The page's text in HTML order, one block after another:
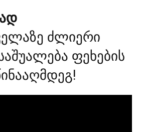
ძლიერი
ფეხების